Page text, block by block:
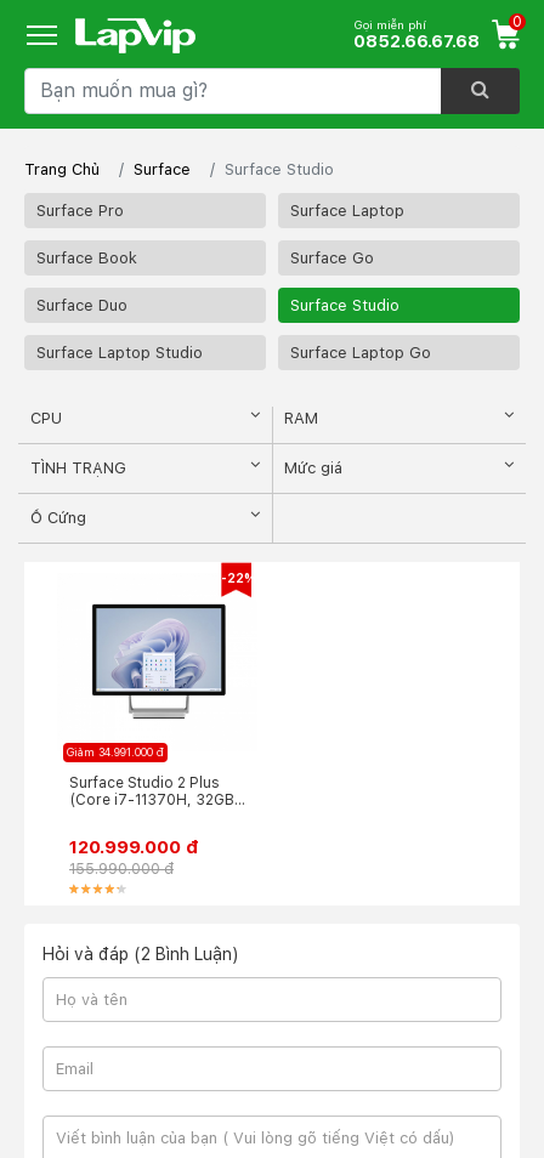
Gọi miễn phí
0852.66.67.68
0
Trang Chủ Surface Surface Studio
Surface Pro Surface Laptop
Surface Book Surface Go
Surface Duo Surface Studio
Surface Laptop Studio Surface Laptop Go
CPU RAM
TÌNH TRẠNG Mức giá
Ổ Cứng
Giảm 34.991.000 đ
-22%
Surface Studio 2 Plus
(Core i7-11370H, 32GB
120.999.000 đ
155.990.000 đ
Hỏi và đáp (2 Bình Luận)